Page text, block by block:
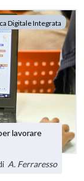
Digitale Integrata
lavorare
A. Ferraresso